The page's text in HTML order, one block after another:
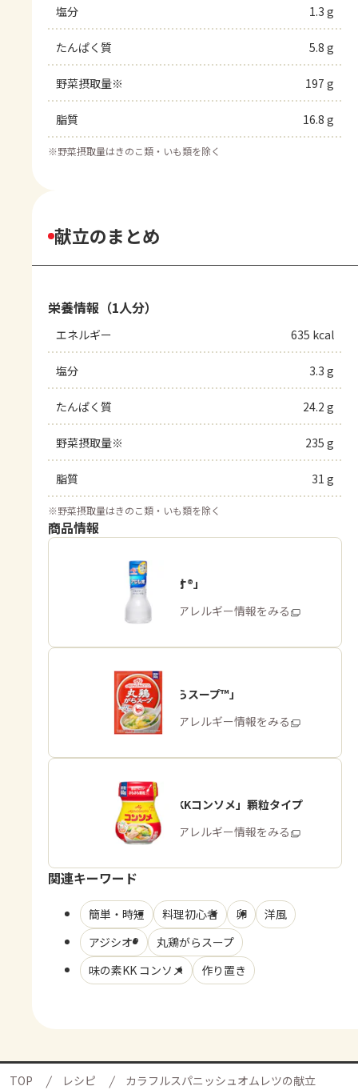
塩分 1.3 g
たんぱく質 5.8 g
野菜摂取量※ 197 g
脂質 16.8 g
※野菜摂取量はきのこ類・いも類を除く
献立のまとめ
栄養情報（1人分）
エネルギー 635 kcal
塩分 3.3 g
たんぱく質 24.2 g
野菜摂取量※ 235 g
脂質 31 g
※野菜摂取量はきのこ類・いも類を除く
商品情報
「アジシオ®」
商品・アレルギー情報をみる
「丸鶏がらスープ™」
商品・アレルギー情報をみる
「味の素KKコンソメ」顆粒タイプ
商品・アレルギー情報をみる
関連キーワード
簡単・時短 料理初心者 卵
洋風
アジシオ®
丸鶏がらスープ
味の素KK コンソメ
作り置き
TOP レシピ カラフルスパニッシュオムレツの献立